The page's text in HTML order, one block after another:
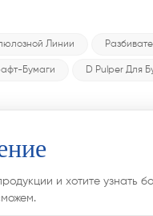
Линии
Бумаги D Pulper Для
и хотите